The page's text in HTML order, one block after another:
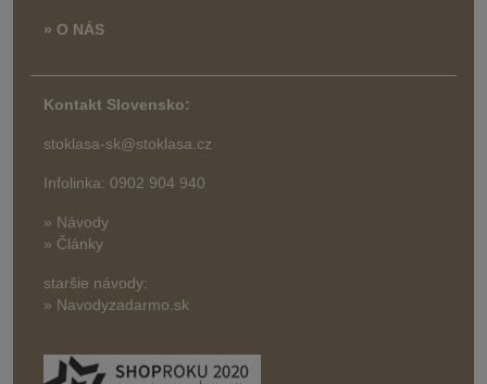
» O NÁS
Kontakt Slovensko:
stoklasa-sk@stoklasa.cz
Infolinka: 0902 904 940
» Návody
» Články
staršie návody:
» Navodyzadarmo.sk